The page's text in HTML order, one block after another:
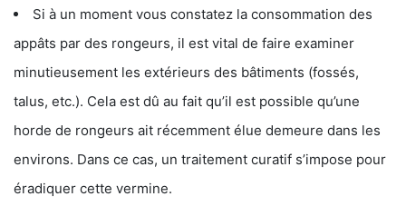
Si à un moment vous constatez la consommation des
appâts par des rongeurs, il est vital de faire examiner
minutieusement les extérieurs des bâtiments (fossés,
talus, etc.). Cela est dû au fait qu’il est possible qu’une
horde de rongeurs ait récemment élue demeure dans les
environs. Dans ce cas, un traitement curatif s’impose pour
éradiquer cette vermine.